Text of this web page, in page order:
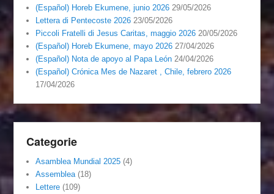
(Español) Horeb Ekumene, junio 2026 29/05/2026
Lettera di Pentecoste 2026 23/05/2026
Piccoli Fratelli di Jesus Caritas, maggio 2026 20/05/2026
(Español) Horeb Ekumene, mayo 2026 27/04/2026
(Español) Nota de apoyo al Papa León 24/04/2026
(Español) Crónica Mes de Nazaret , Chile, febrero 2026
17/04/2026
Categorie
Asamblea Mundial 2025 (4)
Assemblea (18)
Lettere (109)